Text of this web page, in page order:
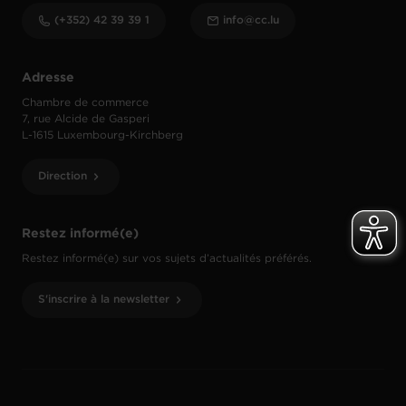
Restez informé(e)
Restez informé(e) sur vos sujets d’actualités préférés.
S'inscrire à la newsletter
Adresse
Chambre de commerce
7, rue Alcide de Gasperi
L-1615 Luxembourg-Kirchberg
Direction
(+352) 42 39 39 1 info@cc.lu